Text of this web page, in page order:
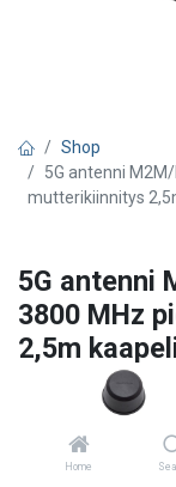
Home
Shop
5G antenni
mutterikiinnitys
5G antenni
3800 MHz
2,5m
Smarteq / PCTEL
-
ja kestävästi
Erinomainen RF -